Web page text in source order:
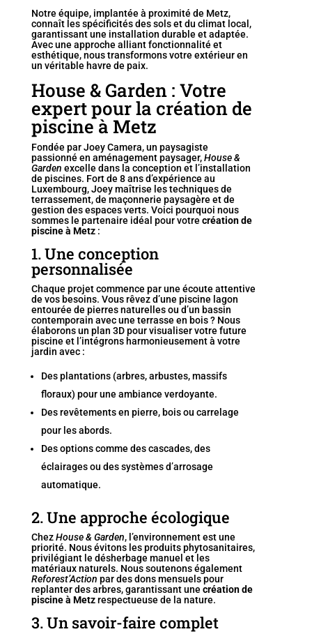
Notre équipe, implantée à proximité de Metz,
connaît les spécificités des sols et du climat local,
garantissant une installation durable et adaptée.
Avec une approche alliant fonctionnalité et
esthétique, nous transformons votre extérieur en
un véritable havre de paix.
House & Garden : Votre
expert pour la création de
piscine à Metz
Fondée par Joey Camera, un paysagiste
passionné en aménagement paysager,House &
Garden excelle dans la conception et l’installation
de piscines. Fort de 8 ans d’expérience au
Luxembourg, Joey maîtrise les techniques de
terrassement, de maçonnerie paysagère et de
gestion des espaces verts. Voici pourquoi nous
sommes le partenaire idéal pour votre création de
piscine à Metz:
1. Une conception
personnalisée
Chaque projet commence par une écoute attentive
de vos besoins. Vous rêvez d’une piscine lagon
entourée de pierres naturelles ou d’un bassin
contemporain avec une terrasse en bois ? Nous
élaborons un plan 3D pour visualiser votre future
piscine et l’intégrons harmonieusement à votre
jardin avec :
Des plantations (arbres, arbustes, massifs
floraux) pour une ambiance verdoyante.
Des revêtements en pierre, bois ou carrelage
pour les abords.
Des options comme des cascades, des
éclairages ou des systèmes d’arrosage
automatique.
2. Une approche écologique
ChezHouse & Garden, l’environnement est une
priorité. Nous évitons les produits phytosanitaires,
privilégiant le désherbage manuel et les
matériaux naturels. Nous soutenons également
Reforest’Action par des dons mensuels pour
replanter des arbres, garantissant une création de
piscine à Metzrespectueuse de la nature.
3. Un savoir-faire complet